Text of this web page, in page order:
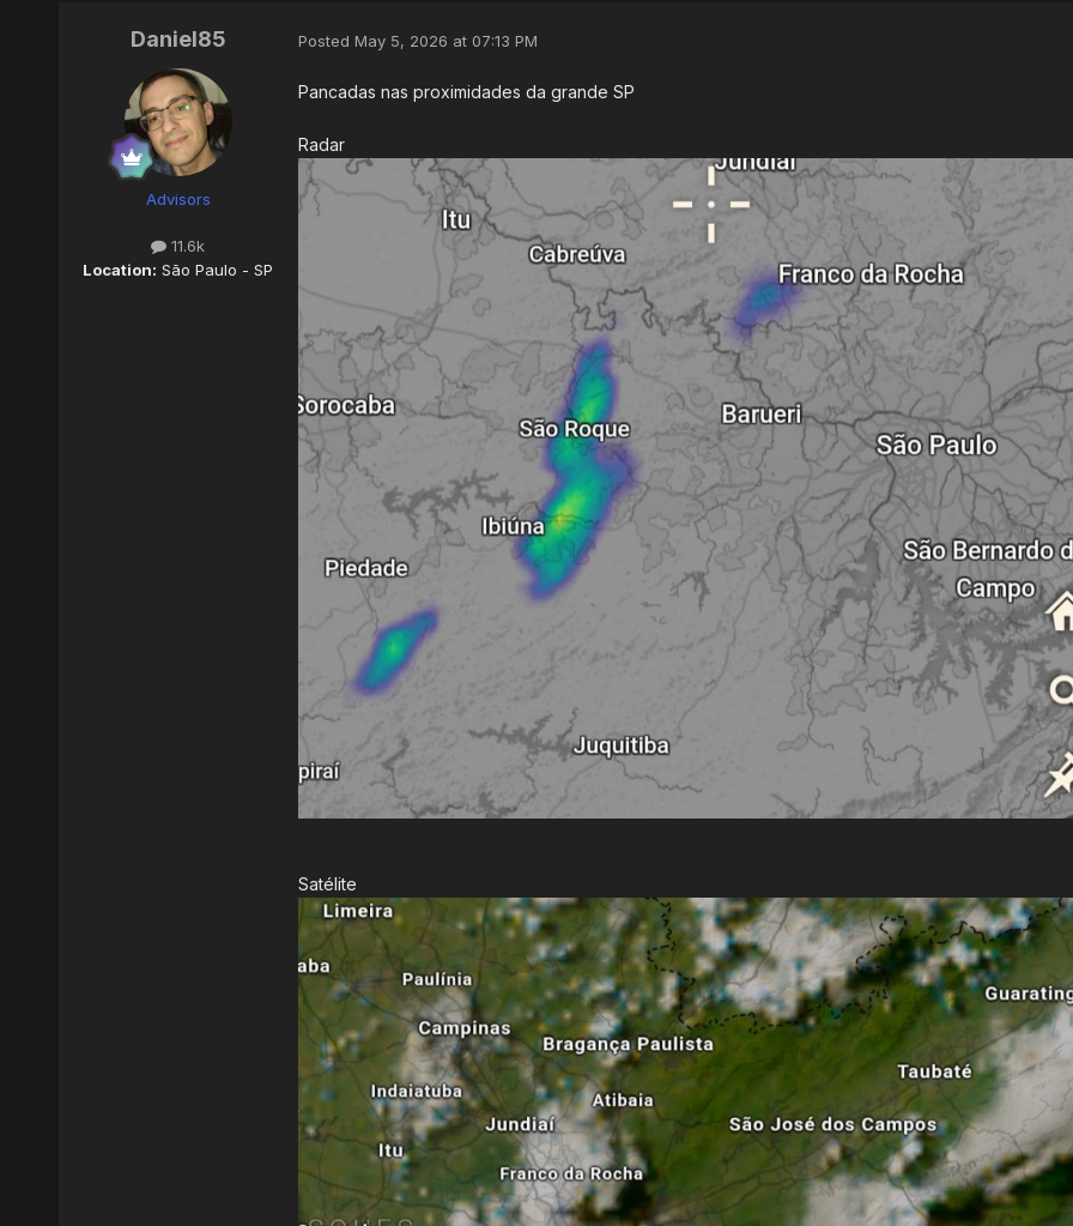
Daniel85
Advisors
11.6k
Location: São Paulo - SP
Posted May 5, 2026 at 07:13 PM
Pancadas nas proximidades da grande SP
Radar
Satélite